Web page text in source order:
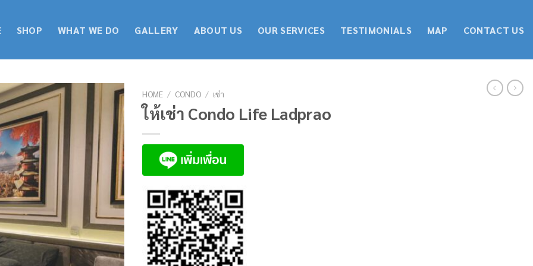
SHOP WHAT WE DO GALLERY ABOUT US OUR SERVICES TESTIMONIALS MAP CONTACT US
HOME / CONDO / เช่า
ให้เช่า Condo Life Ladprao